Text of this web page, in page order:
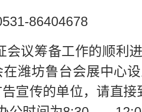
86404678
会议筹备工作的顺利
在潍坊鲁台会展中心
宣传的单位，请直